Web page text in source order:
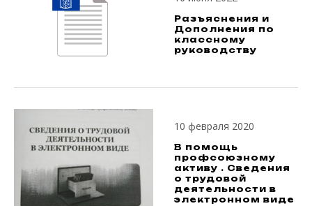
Разъяснения и
Дополнения по
классному
руководству
10 февраля 2020
В помощь
профсоюзному
активу . Сведения
о трудовой
деятельности в
электронном виде